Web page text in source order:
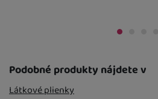
Podobné produkty nájdete v
Látkové plienky